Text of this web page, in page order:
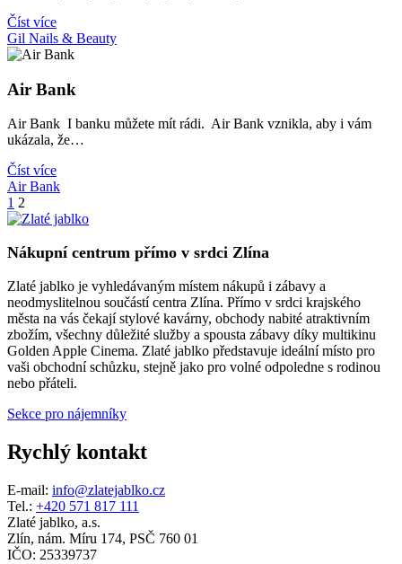
Číst více
Gil Nails & Beauty
Air Bank
Air Bank I banku můžete mít rádi. Air Bank vznikla, aby i vám
ukázala, že…
Číst více
Air Bank
Stránkování
příspěvků
1 2
Nákupní centrum přímo v srdci Zlína
Zlaté jablko je vyhledávaným místem nákupů i zábavy a
neodmyslitelnou součástí centra Zlína. Přímo v srdci krajského
města na vás čekají stylové kavárny, obchody nabité atraktivním
zbožím, všechny důležité služby a spousta zábavy díky multikinu
Golden Apple Cinema. Zlaté jablko představuje ideální místo pro
vaši obchodní schůzku, stejně jako pro volné odpoledne s rodinou
nebo přáteli.
Sekce pro nájemníky
Rychlý kontakt
E-mail: info@zlatejablko.cz
Tel.: +420 571 817 111
Zlaté jablko, a.s.
Zlín, nám. Míru 174, PSČ 760 01
IČO: 25339737